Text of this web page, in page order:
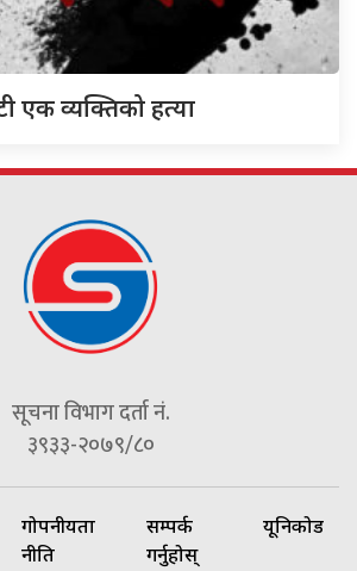
एक व्यक्तिको हत्या
सूचना विभाग दर्ता नं.
३९३३-२०७९/८०
गोपनीयता
नीति
सम्पर्क
गर्नुहोस्
यूनिकोड